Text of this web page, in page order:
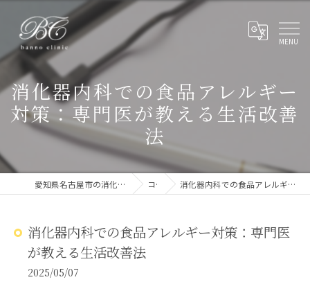
消化器内科での食品アレルギー
対策：専門医が教える生活改善
法
愛知県名古屋市の消化器内科ならばんのクリニック コラム 消化器内科での食品アレルギー対策：専門医が教える生活改善法
消化器内科での食品アレルギー対策：専門医
が教える生活改善法
2025/05/07